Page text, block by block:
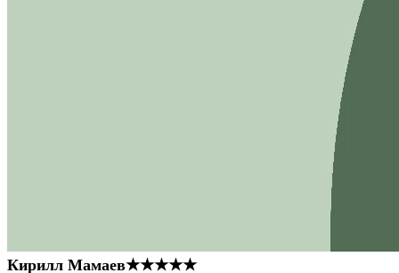
Кирилл Мамаев★★★★★